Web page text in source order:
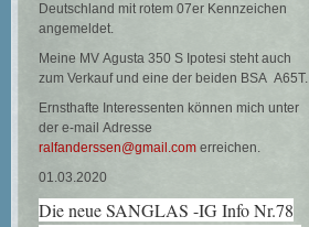
Deutschland mit rotem 07er Kennzeichen
angemeldet.
Meine MV Agusta 350 S Ipotesi steht auch
zum Verkauf und eine der beiden BSA A65T.
Ernsthafte Interessenten können mich unter
der e-mail Adresse
ralfanderssen@gmail.com erreichen.
01.03.2020
Die neue SANGLAS -IG Info Nr.78